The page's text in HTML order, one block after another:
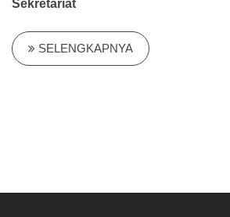
Sekretariat
SELENGKAPNYA